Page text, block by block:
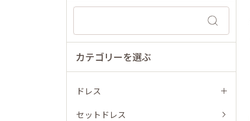
カテゴリーを選ぶ
ドレス
セットドレス